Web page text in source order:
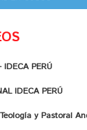
PERÚ
IDECA PERÚ
y Pastoral